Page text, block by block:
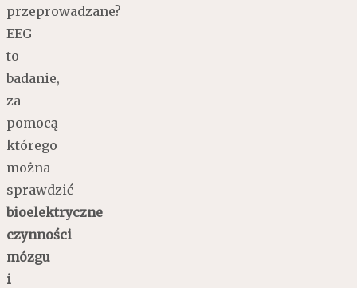
przeprowadzane?
EEG
to
badanie,
za
pomocą
którego
można
sprawdzić
bioelektryczne
czynności
mózgu
i